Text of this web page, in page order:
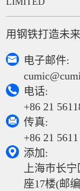
用钢铁打造未来

电子邮件:

电话:
+86 21

传真:
+86 21

添加:
上海市长宁
座17楼(邮